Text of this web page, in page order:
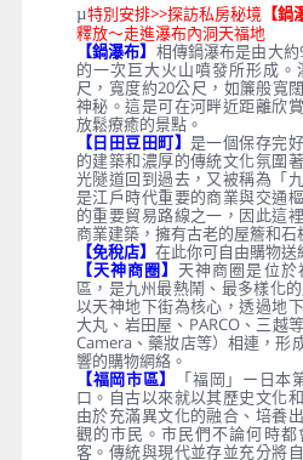
µ特別安排>>探訪私房秘境 【鍋
釋放～走進瀑布內洞天福地
【鍋瀑布】 相傳鍋瀑布是由大
的一次巨大火山噴發所形成
尺，寬度約20公尺，如簾般寬
神秘。這是可在河畔近距離欣
放鬆療癒的景點。
【日田豆田町】是一個保存完
的建築和濃厚的傳統文化氛圍
光隧道回到過去，又被稱為「
是江戶時代重要的商業與交通
的重要貿易路線之一，因此這
商業建築，擁有古老的屋簷和石
【免稅店】 在此你可自由購物送
【天神商圈】天神商圈是位
區，是九州最熱鬧、最多樣化
以天神地下街為核心，透過地
大丸、岩田屋、PARCO、三越
Camera、藥妝店等）相連，形
響的購物網絡。
【福岡市區】
「福岡」ー日
口。自古以來就以其歷史文化
由於充滿異文化的融合、培養
觀的市民。市民們不論何時
客。傳統與現代並存並充分將